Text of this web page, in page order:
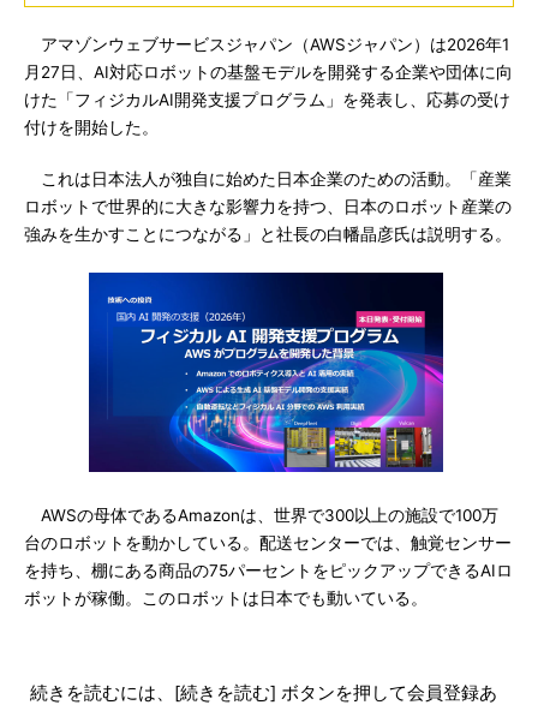
アマゾンウェブサービスジャパン（AWSジャパン）は2026年1
月27日、AI対応ロボットの基盤モデルを開発する企業や団体に向
けた「フィジカルAI開発支援プログラム」を発表し、応募の受け
付けを開始した。
これは日本法人が独自に始めた日本企業のための活動。「産業
ロボットで世界的に大きな影響力を持つ、日本のロボット産業の
強みを生かすことにつながる」と社長の白幡晶彦氏は説明する。
AWSの母体であるAmazonは、世界で300以上の施設で100万
台のロボットを動かしている。配送センターでは、触覚センサー
を持ち、棚にある商品の75パーセントをピックアップできるAIロ
ボットが稼働。このロボットは日本でも動いている。
続きを読むには、[続きを読む] ボタンを押して会員登録あ